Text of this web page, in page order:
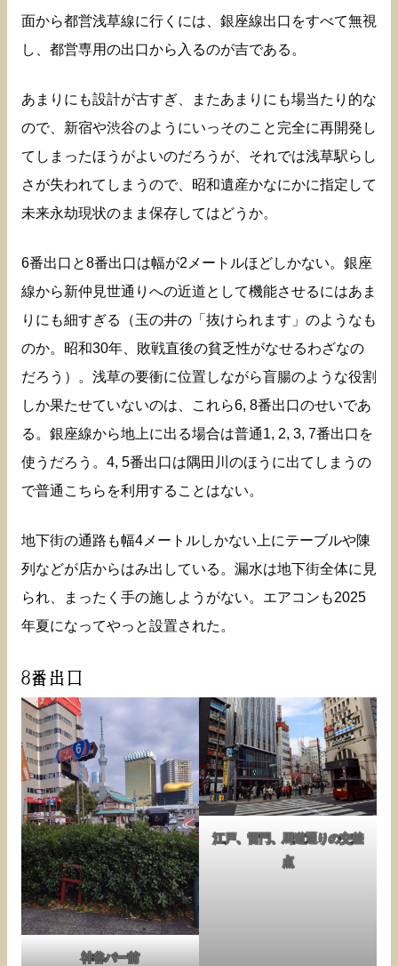
面から都営浅草線に行くには、銀座線出口をすべて無視
し、都営専用の出口から入るのが吉である。
あまりにも設計が古すぎ、またあまりにも場当たり的な
ので、新宿や渋谷のようにいっそのこと完全に再開発し
てしまったほうがよいのだろうが、それでは浅草駅らし
さが失われてしまうので、昭和遺産かなにかに指定して
未来永劫現状のまま保存してはどうか。
6番出口と8番出口は幅が2メートルほどしかない。銀座
線から新仲見世通りへの近道として機能させるにはあま
りにも細すぎる（玉の井の「抜けられます」のようなも
のか。昭和30年、敗戦直後の貧乏性がなせるわざなの
だろう）。浅草の要衝に位置しながら盲腸のような役割
しか果たせていないのは、これら6, 8番出口のせいであ
る。銀座線から地上に出る場合は普通1, 2, 3, 7番出口を
使うだろう。4, 5番出口は隅田川のほうに出てしまうの
で普通こちらを利用することはない。
地下街の通路も幅4メートルしかない上にテーブルや陳
列などが店からはみ出している。漏水は地下街全体に見
られ、まったく手の施しようがない。エアコンも2025
年夏になってやっと設置された。
8番出口
神谷バー前
江戸、雷門、馬道通りの交差
点